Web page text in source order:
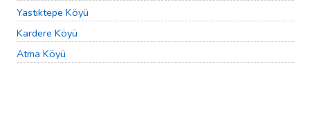
Yastıktepe Köyü
Kardere Köyü
Atma Köyü